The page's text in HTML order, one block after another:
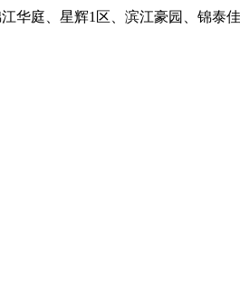
华庭、星辉1区、滨江豪园、锦泰